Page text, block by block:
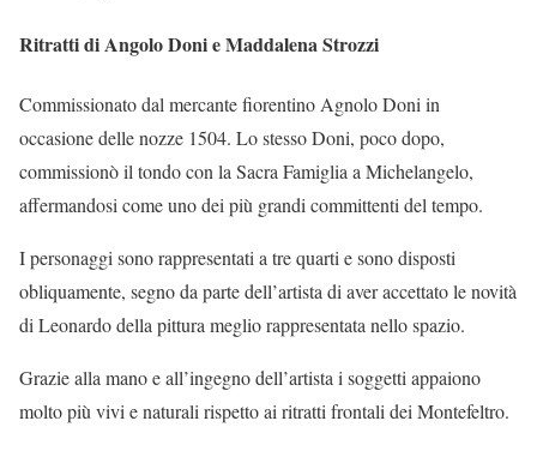
Ritratti di Angolo Doni e Maddalena Strozzi
Commissionato dal mercante fiorentino Agnolo Doni in
occasione delle nozze 1504. Lo stesso Doni, poco dopo,
commissionò il tondo con la Sacra Famiglia a Michelangelo,
affermandosi come uno dei più grandi committenti del tempo.
I personaggi sono rappresentati a tre quarti e sono disposti
obliquamente, segno da parte dell’artista di aver accettato le novità
di Leonardo della pittura meglio rappresentata nello spazio.
Grazie alla mano e all’ingegno dell’artista i soggetti appaiono
molto più vivi e naturali rispetto ai ritratti frontali dei Montefeltro.